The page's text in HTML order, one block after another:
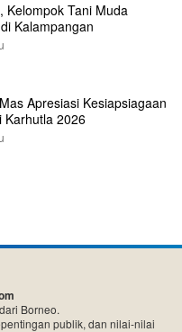
Kelompok Tani Muda
Kalampangan
Apresiasi Kesiapsiagaan
Karhutla 2026
Borneo.
publik, dan nilai-nilai